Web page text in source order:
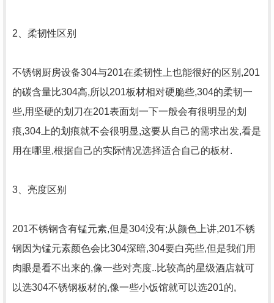
2、柔韧性区别
不锈钢厨房设备304与201在柔韧性上也能很好的区别,201
的碳含量比304高,所以201板材相对硬脆些,304的柔韧一
些,用坚硬的划刀在201表面划一下一般会有很明显的划
痕,304上的划痕就不会很明显,这要从自己的需求出发,看是
用在哪里,根据自己的实际情况选择适合自己的板材.
3、亮度区别
201不锈钢含有锰元素,但是304没有;从颜色上讲,201不锈
钢因为锰元素颜色会比304深暗,304要白亮些,但是我们用
肉眼是看不出来的,像一些对亮度..比较高的星级酒店就可
以选304不锈钢板材的,像一些小饭馆就可以选201的,